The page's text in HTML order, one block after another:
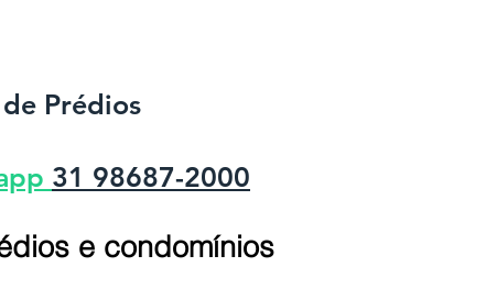
Prédios
31 98687-2000
e condomínios